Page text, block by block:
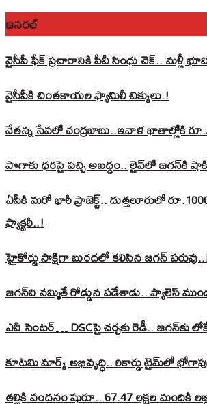
జనరల్
వైసీపీ ఫేక్ ప్రచారానికి పీవీ సింధు చెక్.. మళ్లీ
వైసీపీకి చింతకాయల ఫ్యామిలీ చిక్కులు.!
నేతన్న సేవలో చంద్రబాబు..ఇవాళ ఖాతాల్లోకి
పొగాకు ధరపై పచ్చి అబద్దం.. లైవ్‌లో జగన్‌కి
ఏపీకి మరో భారీ ప్రాజెక్ట్.. దుత్తలూరులో
ఫ్యాక్టరీ..!
హైకోర్టు సాక్షిగా బురదలో కలిసిన జగన్
జగన్‌ని నమ్మితే రోడ్డున పడేశాడు.. ప్యాలెస్‌
ఎనీ సెంటర్‌… DSCపై చర్చకు రెడీ.. జగన్‌కు
కూటమి మార్క్ అభివృద్ధి.. రికార్డు టైమ్‌లో
తల్లికి వందనం షురూ.. 67.47 లక్షల